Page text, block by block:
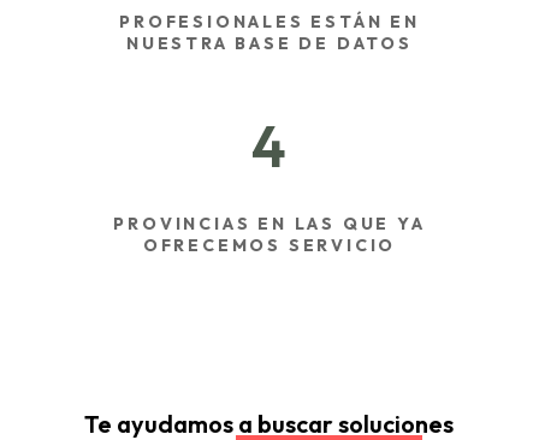
PROFESIONALES ESTÁN EN
NUESTRA BASE DE DATOS
4
PROVINCIAS EN LAS QUE YA
OFRECEMOS SERVICIO
Te ayudamos a buscar soluciones